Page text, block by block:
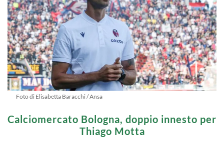
Foto di Elisabetta Baracchi / Ansa
Calciomercato Bologna, doppio innesto per
Thiago Motta